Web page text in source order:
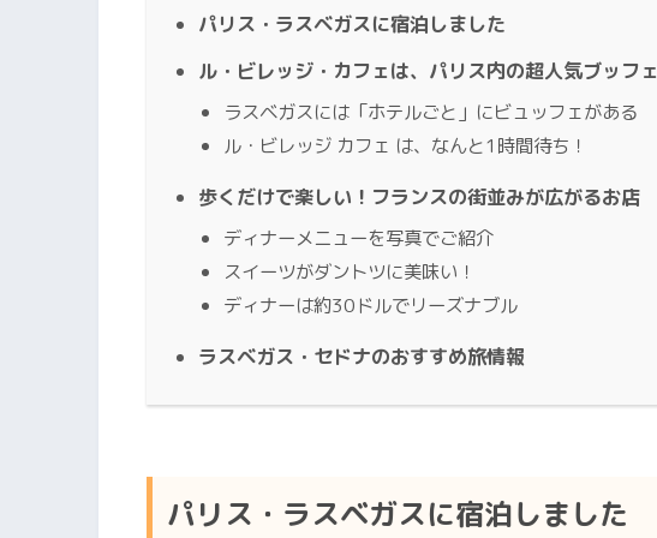
パリス・ラスベガスに宿泊しました
ル・ビレッジ・カフェは、パリス内の超人気ブッフェ
ラスベガスには「ホテルごと」にビュッフェがある
ル・ビレッジ カフェ は、なんと1時間待ち！
歩くだけで楽しい！フランスの街並みが広がるお店
ディナーメニューを写真でご紹介
スイーツがダントツに美味い！
ディナーは約30ドルでリーズナブル
ラスベガス・セドナのおすすめ旅情報
パリス・ラスベガスに宿泊しました